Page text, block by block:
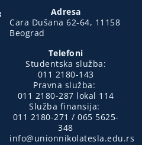
Adresa
Cara Dušana 62-64, 11158
Beograd
Telefoni
Studentska služba:
011 2180-143
Pravna služba:
011 2180-287 lokal 114
Služba finansija:
011 2180-271 / 065 5625-
348
info@unionnikolatesla.edu.rs